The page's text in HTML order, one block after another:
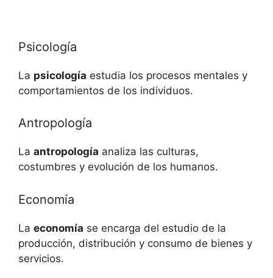
Psicología
La psicología estudia los procesos mentales y
comportamientos de los individuos.
Antropología
La antropología analiza las culturas,
costumbres y evolución de los humanos.
Economía
La economía se encarga del estudio de la
producción, distribución y consumo de bienes y
servicios.